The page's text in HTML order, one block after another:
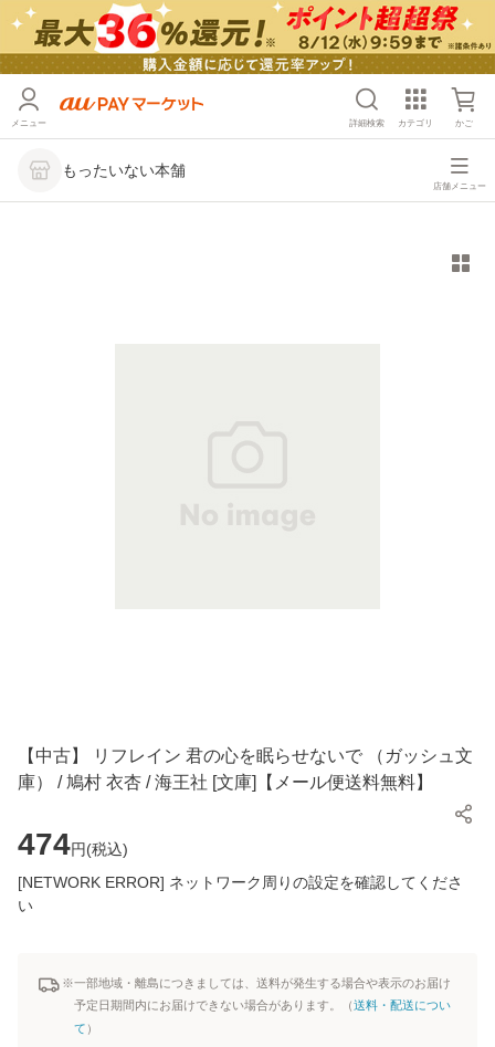
メニュー 詳細検索 カテゴリ かご
もったいない本舗
店舗メニュー
【中古】 リフレイン 君の心を眠らせないで （ガッシュ文
庫） / 鳩村 衣杏 / 海王社 [文庫]【メール便送料無料】
474円(税込)
[NETWORK ERROR] ネットワーク周りの設定を確認してくださ
い
※一部地域・離島につきましては、送料が発生する場合や表示のお届け
予定日期間内にお届けできない場合があります。（送料・配送につい
て ）